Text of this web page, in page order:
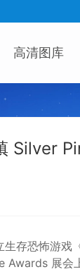
高清图库
Silver
生存恐怖游戏
展会